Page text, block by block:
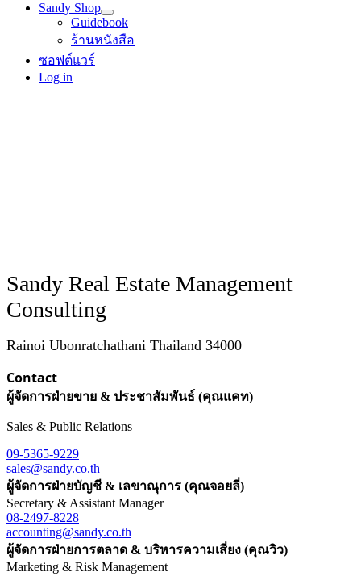
Sandy Shop
Guidebook
ร้านหนังสือ
ซอฟต์แวร์
Log in
Sandy Real Estate Management
Consulting
Rainoi Ubonratchathani Thailand 34000
Contact
ผู้จัดการฝ่ายขาย & ประชาสัมพันธ์ (คุณแคท)
Sales & Public Relations
09-5365-9229
sales@sandy.co.th
ผู้จัดการฝ่ายบัญชี & เลขาณุการ (คุณจอยลี่)
Secretary & Assistant Manager
08-2497-8228
accounting@sandy.co.th
ผู้จัดการฝ่ายการตลาด & บริหารความเสี่ยง (คุณวิว)
Marketing & Risk Management